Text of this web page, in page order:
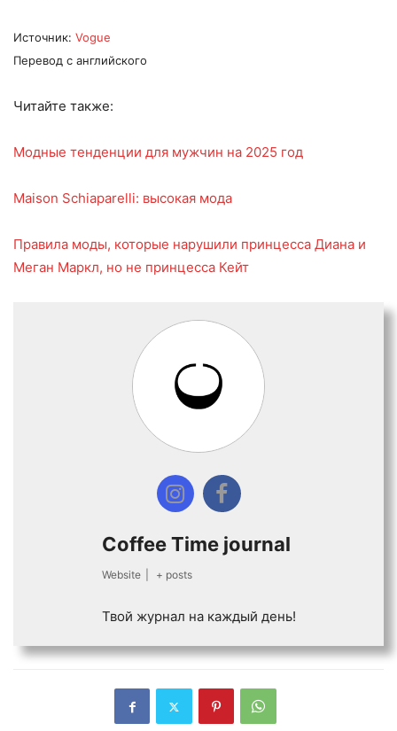
Источник: Vogue
Перевод с английского
Читайте также:
Модные тенденции для мужчин на 2025 год
Maison Schiaparelli: высокая мода
Правила моды, которые нарушили принцесса Диана и
Меган Маркл, но не принцесса Кейт
Coffee Time journal
Website + posts
Твой журнал на каждый день!